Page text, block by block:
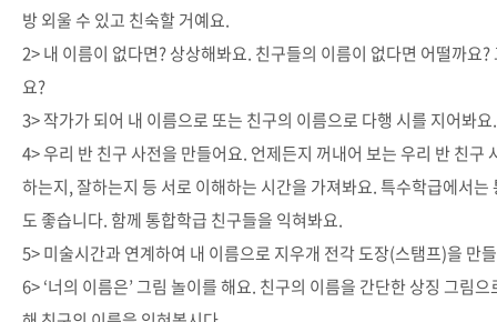
방 외울 수 있고 친숙할 거예요.
2> 내 이름이 없다면? 상상해봐요. 친구들의 이름이 없다면 어떨까요
요?
3> 작가가 되어 내 이름으로 또는 친구의 이름으로 다행 시를 지어봐요.
4> 우리 반 친구 사전을 만들어요. 언제든지 꺼내어 보는 우리 반 친구
하는지, 잘하는지 등 서로 이해하는 시간을 가져봐요. 특수학급에서
도 좋습니다. 함께 통합학급 친구들을 익혀봐요.
5> 미술시간과 연계하여 내 이름으로 지우개 전각 도장(스탬프)을 만
6> ‘너의 이름은’ 그림 놀이를 해요. 친구의 이름을 간단한 상징 그림